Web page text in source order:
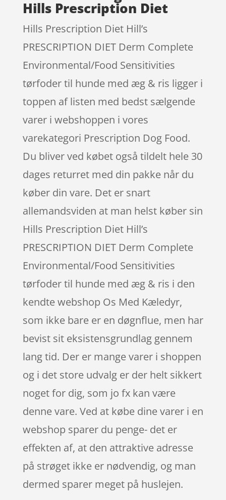
Hills Prescription Diet
Hills Prescription Diet Hill’s
PRESCRIPTION DIET Derm Complete
Environmental/Food Sensitivities
tørfoder til hunde med æg & ris ligger i
toppen af listen med bedst sælgende
varer i webshoppen i vores
varekategori Prescription Dog Food.
Du bliver ved købet også tildelt hele 30
dages returret med din pakke når du
køber din vare. Det er snart
allemandsviden at man helst køber sin
Hills Prescription Diet Hill’s
PRESCRIPTION DIET Derm Complete
Environmental/Food Sensitivities
tørfoder til hunde med æg & ris i den
kendte webshop Os Med Kæledyr,
som ikke bare er en døgnflue, men har
bevist sit eksistensgrundlag gennem
lang tid. Der er mange varer i shoppen
og i det store udvalg er der helt sikkert
noget for dig, som jo fx kan være
denne vare. Ved at købe dine varer i en
webshop sparer du penge- det er
effekten af, at den attraktive adresse
på strøget ikke er nødvendig, og man
dermed sparer meget på huslejen.